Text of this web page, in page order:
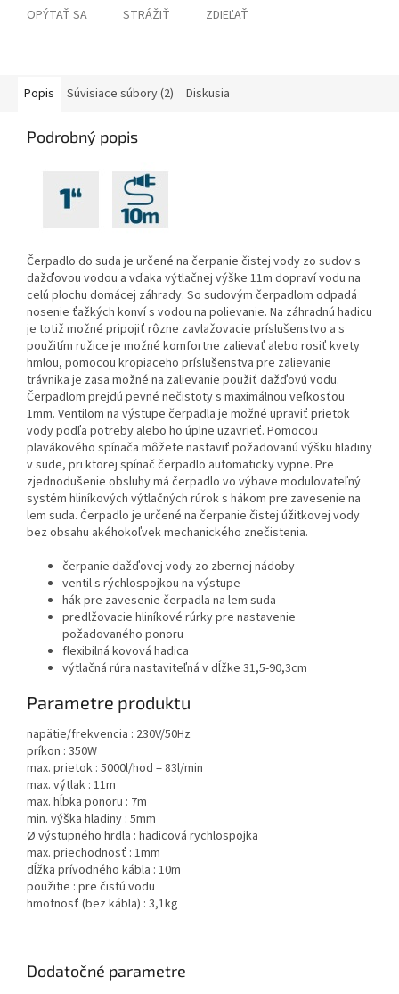
OPÝTAŤ SA STRÁŽIŤ ZDIEĽAŤ
Popis Súvisiace súbory (2) Diskusia
Podrobný popis
Čerpadlo do suda je určené na čerpanie čistej vody zo sudov s
dažďovou vodou a vďaka výtlačnej výške 11m dopraví vodu na
celú plochu domácej záhrady. So sudovým čerpadlom odpadá
nosenie ťažkých konví s vodou na polievanie. Na záhradnú hadicu
je totiž možné pripojiť rôzne zavlažovacie príslušenstvo a s
použitím ružice je možné komfortne zalievať alebo rosiť kvety
hmlou, pomocou kropiaceho príslušenstva pre zalievanie
trávnika je zasa možné na zalievanie použiť dažďovú vodu.
Čerpadlom prejdú pevné nečistoty s maximálnou veľkosťou
1mm. Ventilom na výstupe čerpadla je možné upraviť prietok
vody podľa potreby alebo ho úplne uzavrieť. Pomocou
plavákového spínača môžete nastaviť požadovanú výšku hladiny
v sude, pri ktorej spínač čerpadlo automaticky vypne. Pre
zjednodušenie obsluhy má čerpadlo vo výbave modulovateľný
systém hliníkových výtlačných rúrok s hákom pre zavesenie na
lem suda. Čerpadlo je určené na čerpanie čistej úžitkovej vody
bez obsahu akéhokoľvek mechanického znečistenia.
čerpanie dažďovej vody zo zbernej nádoby
ventil s rýchlospojkou na výstupe
hák pre zavesenie čerpadla na lem suda
predlžovacie hliníkové rúrky pre nastavenie
požadovaného ponoru
flexibilná kovová hadica
výtlačná rúra nastaviteľná v dĺžke 31,5-90,3cm
Parametre produktu
napätie/frekvencia : 230V/50Hz
príkon : 350W
max. prietok : 5000l/hod = 83l/min
max. výtlak : 11m
max. hĺbka ponoru : 7m
min. výška hladiny : 5mm
Ø výstupného hrdla : hadicová rychlospojka
max. priechodnosť : 1mm
dĺžka prívodného kábla : 10m
použitie : pre čistú vodu
hmotnosť (bez kábla) : 3,1kg
Dodatočné parametre